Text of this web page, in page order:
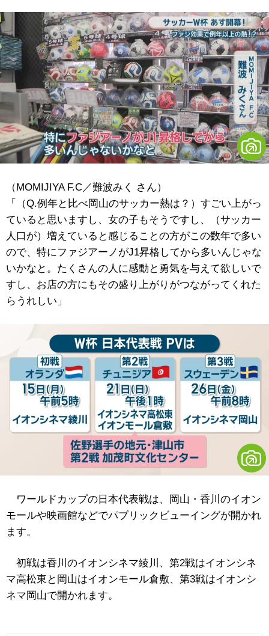
（MOMIJIYA F.C／難波みく さん）
「（Q.例年と比べ岡山のサッカー熱は？）すごい上がっ
ていると思いますし、女の子もそうですし、（サッカー
人口が）増えていると感じることの方がこの数年で多い
ので、特にファジアーノがJ1昇格してから多いんじゃな
いかなと。たくさんの人に感動と勇気を与えて欲しいで
すし、お店の方にもその盛り上がりがつながってくれた
らうれしい」
ワールドカップの日本代表戦は、岡山・香川のイオン
モールや映画館などでパブリックビューイングが開かれ
ます。
初戦は香川のイオンシネマ綾川、第2戦はイオンシネ
マ高松東と岡山はイオンモール倉敷、第3戦はイオンシ
ネマ岡山で開かれます。